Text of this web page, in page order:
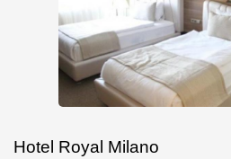
Hotel Royal Milano